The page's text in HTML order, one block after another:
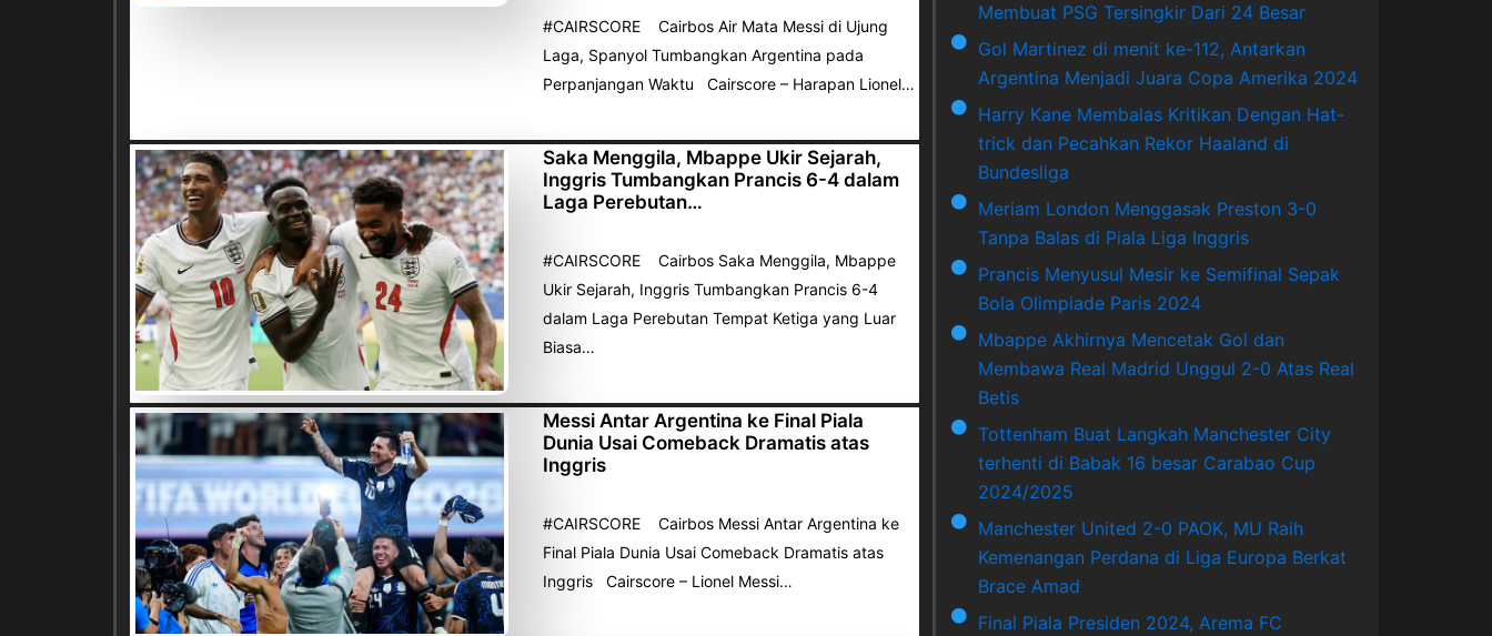
#CAIRSCORE Cairbos Air Mata Messi di Ujung
Laga, Spanyol Tumbangkan Argentina pada
Perpanjangan Waktu Cairscore – Harapan Lionel…
Saka Menggila, Mbappe Ukir Sejarah,
Inggris Tumbangkan Prancis 6-4 dalam
Laga Perebutan…
#CAIRSCORE Cairbos Saka Menggila, Mbappe
Ukir Sejarah, Inggris Tumbangkan Prancis 6-4
dalam Laga Perebutan Tempat Ketiga yang Luar
Biasa…
Messi Antar Argentina ke Final Piala
Dunia Usai Comeback Dramatis atas
Inggris
#CAIRSCORE Cairbos Messi Antar Argentina ke
Final Piala Dunia Usai Comeback Dramatis atas
Inggris Cairscore – Lionel Messi…
Membuat PSG Tersingkir Dari 24 Besar
Gol Martinez di menit ke-112, Antarkan
Argentina Menjadi Juara Copa Amerika 2024
Harry Kane Membalas Kritikan Dengan Hat-
trick dan Pecahkan Rekor Haaland di
Bundesliga
Meriam London Menggasak Preston 3-0
Tanpa Balas di Piala Liga Inggris
Prancis Menyusul Mesir ke Semifinal Sepak
Bola Olimpiade Paris 2024
Mbappe Akhirnya Mencetak Gol dan
Membawa Real Madrid Unggul 2-0 Atas Real
Betis
Tottenham Buat Langkah Manchester City
terhenti di Babak 16 besar Carabao Cup
2024/2025
Manchester United 2-0 PAOK, MU Raih
Kemenangan Perdana di Liga Europa Berkat
Brace Amad
Final Piala Presiden 2024, Arema FC